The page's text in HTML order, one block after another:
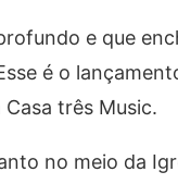
e que
é o
três Music.
no meio da